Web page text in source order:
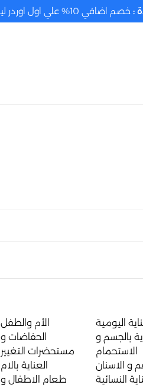
اليومية
بالجسم و
الاستحمام
و الاسنان
النسائية
الأم والطفل
الحفاضات و
مستحضرات التغيير
العناية بالام
طعام الاطفال و
: خصم اضافي 10% علي اول اوردر ليك بكوبون